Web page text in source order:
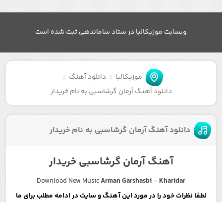
وبسایت موزیکالیا در ستاد ساماندهی ثبت شده است
موزیکالیا
دانلود آهنگ
دانلود آهنگ آرمان گرشاسبی به نام خریدار
دانلود آهنگ آرمان گرشاسبی به نام خریدار
آهنگ آرمان گرشاسبی خریدار
Download New MusicArman Garshasbi– Kharidar
لطفا نظرات خود را در مورد این آهنگ و سایت در ادامه مطلب برای ما